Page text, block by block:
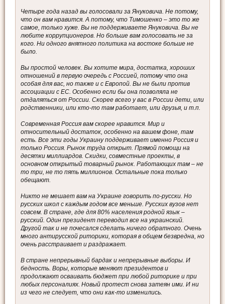
Четыре года назад вы голосовали за Януковича. Не потому,
что он вам нравится. А потому, что Тимошенко – это то же
самое, только хуже. Вы не поддерживаете Януковича. Вы не
любите коррупционеров. Но больше вам голосовать не за
кого. Ни одного внятного политика на востоке больше не
было.
Вы простой человек. Вы хотите мира, достатка, хороших
отношений в первую очередь с Россией, потому что она
особая для вас, но также и с Европой. Вы не были против
ассоциации с ЕС. Особенно если бы она позволяла не
отдаляться от России. Скорее всего у вас в России дети, или
родственники, или кто-то там работает, или друзья, и т.п.
Современная Россия вам скорее нравится. Мир и
относительный достаток, особенно на вашем фоне, там
есть. Все эти годы Украину поддерживает именно Россия и
только Россия. Рынок труда открыт. Прямой помощи на
десятки миллиардов. Скидки, совместные проекты, в
основном открытый товарный рынок. Работающих там – не
то три, не то пять миллионов. Остальные пока только
обещают.
Никто не мешает вам на Украине говорить по-русски. Но
русских школ с каждым годом все меньше. Русских вузов нет
совсем. В стране, где для 80% населения родной язык –
русский. Один президент переводил все на украинский.
Другой так и не почесался сделать ничего обратного. Очень
много антирусской риторики, которая в общем безвредна, но
очень расстраивает и раздражает.
В стране непрерывный бардак и непрерывные выборы. И
бедность. Воры, которые меняют президентов и
продолжают осваивать бюджет при любой риторике и при
любых персоналиях. Новый протест снова затеян ими. И ни
из чего не следует, что они как-то изменились.